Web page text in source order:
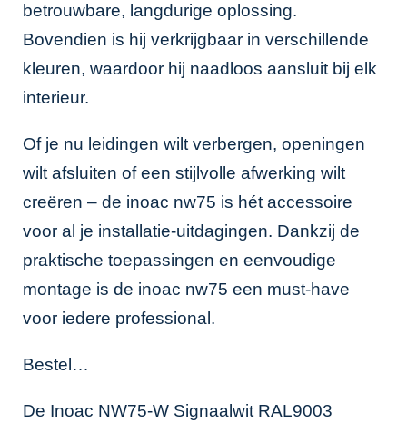
betrouwbare, langdurige oplossing.
Bovendien is hij verkrijgbaar in verschillende
kleuren, waardoor hij naadloos aansluit bij elk
interieur.
Of je nu leidingen wilt verbergen, openingen
wilt afsluiten of een stijlvolle afwerking wilt
creëren – de inoac nw75 is hét accessoire
voor al je installatie-uitdagingen. Dankzij de
praktische toepassingen en eenvoudige
montage is de inoac nw75 een must-have
voor iedere professional.
Bestel…
De Inoac NW75-W Signaalwit RAL9003